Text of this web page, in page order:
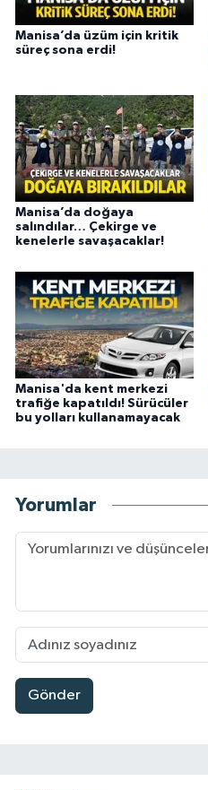
Manisa’da üzüm için kritik
süreç sona erdi!
Manisa’da doğaya
salındılar… Çekirge ve
kenelerle savaşacaklar!
Manisa'da kent merkezi
trafiğe kapatıldı! Sürücüler
bu yolları kullanamayacak
Yorumlar
Gönder